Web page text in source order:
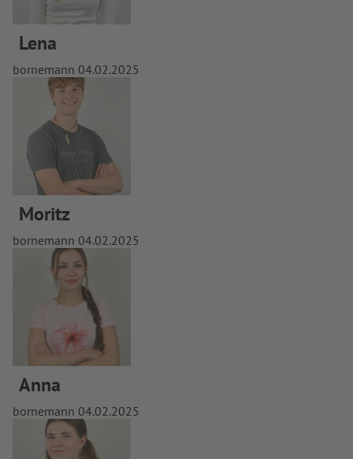
Lena
bornemann 04.02.2025
Moritz
bornemann 04.02.2025
Anna
bornemann 04.02.2025